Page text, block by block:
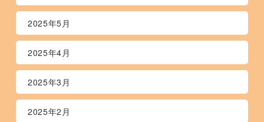
2025年5月
2025年4月
2025年3月
2025年2月